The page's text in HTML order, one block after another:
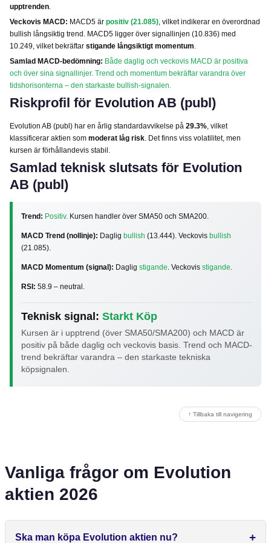
upptrenden
Veckovis MACD: MACD5 är positiv (21.085) , vilket indikerar en överordnad
bullish långsiktig trend. MACD5 ligger över signallinjen (10.836) med
10.249, vilket bekräftar stigande långsiktigt momentum
Samlad MACD-bedömning: Både daglig och veckovis MACD är positiva
och över sina signallinjer. Trend och momentum bekräftar varandra över
tidshorisonterna – den starkaste bullish-signalen.
Riskprofil för Evolution AB (publ)
Evolution AB (publ) har en årlig standardavvikelse på 29.3% , vilket
klassificerar aktien som moderat låg risk . Det finns viss volatilitet, men
kursen är förhållandevis stabil.
Samlad teknisk slutsats för Evolution
AB (publ)
Trend: Positiv. Kursen handler över SMA50 och SMA200.
MACD Trend (nollinje): Daglig bullish (13.444). Veckovis bullish
(21.085).
MACD Momentum (signal): Daglig stigande . Veckovis stigande
RSI: 58.9 – neutral.
Teknisk signal: Starkt Köp
Kursen är i upptrend (över SMA50/SMA200) och MACD är
positiv på både daglig och veckovis basis. Trend och MACD-
trend bekräftar varandra – den starkaste tekniska
köpsignalen.
↑ Tillbaka till navigering
Vanliga frågor om Evolution
aktien 2026
Ska man köpa Evolution aktien nu?